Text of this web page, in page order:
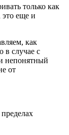
только как
это еще и
как
в случае с
непонятный
от